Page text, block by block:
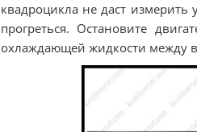
квадроцикла не даст
прогреться. Остановите
охлаждающей жидкости между